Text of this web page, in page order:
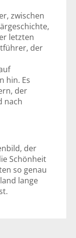
zwischen
letzten
der
hin. Es
der
nach
der
Schönheit
so genau
lange